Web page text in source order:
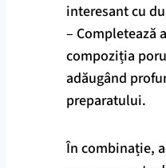
interesant cu
– Completează
compoziția
adăugând
preparatului.
În combinație,